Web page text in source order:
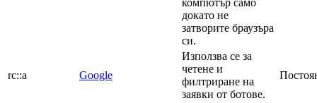
компютър само
докато не
затворите браузъра
си.
rc::a Google
Използва се за
четене и
филтриране на
заявки от ботове.